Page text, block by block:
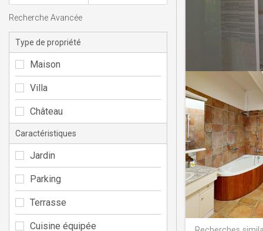
Recherche Avancée
Type de propriété
Maison
Villa
Château
Caractéristiques
Jardin
Parking
Terrasse
Cuisine équipée